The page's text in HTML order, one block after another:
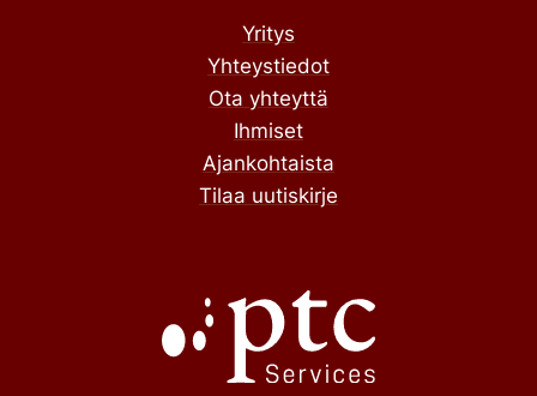
Yritys
Yhteystiedot
Ota yhteyttä
Ihmiset
Ajankohtaista
Tilaa uutiskirje